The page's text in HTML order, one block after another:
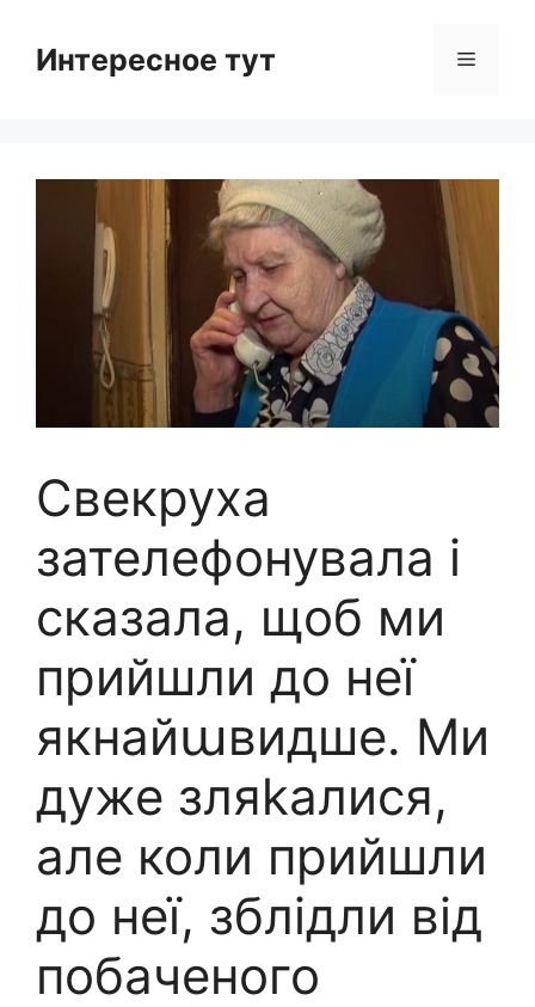
contentИнтересное тут Menu
Свекруха
зателефонувала і
сказала, щоб ми
прийшли до неї
якнайաвидше. Ми
дуже зляkалися,
але коли прийшли
до неї, зблідли від
побаченого